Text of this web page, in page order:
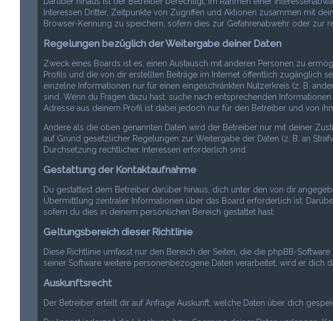
Interessen Dritter, Zeitpunkte von Zugriffen und Aktionen zusammen mit
Browser-Kennung zu speichern, sofern dies zur Gefahrenabwehr oder zur
Regelungen bezüglich der Weitergabe deiner Daten
Zweck eines Boards ist es, einen Austausch mit anderen Personen zu
Profils und die von dir erstellten Beiträge im Internet öffentlich zugänglich
einzelne Informationen nur für einen eingeschränkten Nutzerkreis (z. B.
sind. Wenn du Fragen dazu hast, suche nach entsprechenden
Adresse aus deinem Profil ist dabei jedoch nur für den Betreiber und von
Andere als die oben genannten Daten wird der Betreiber nur mit deiner
auf Grund gesetzlicher Regelungen zur Weitergabe der Daten (z. B. an
Durchsetzung rechtlicher Interessen erforderlich sind.
Gestattung der Kontaktaufnahme
Du gestattest dem Betreiber darüber hinaus, dich unter den von dir
Übermittlung zentraler Informationen über das Board erforderlich ist.
sofern du dies in deinem persönlichen Bereich gestattet hast.
Geltungsbereich dieser Richtlinie
Diese Richtlinie umfasst nur den Bereich der Seiten, die die phpBB-
seiner Software weitere personenbezogene Daten verarbeitet, wird er dich
Auskunftsrecht
Der Betreiber erteilt dir auf Anfrage Auskunft, welche Daten über dich